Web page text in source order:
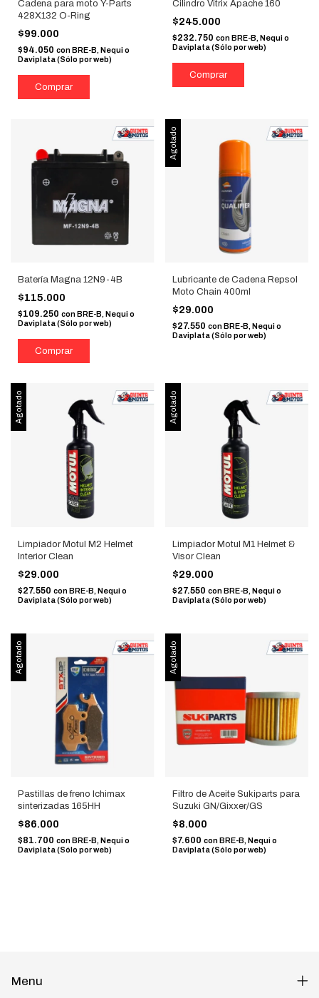
Cadena para moto Y-Parts
428X132 O-Ring
$99.000
$94.050 conBRE-B, Nequi o
Daviplata (Sólo por web)
Cilindro Vitrix Apache 160
$245.000
$232.750 con BRE-B, Nequi o
Daviplata (Sólo por web)
Batería Magna 12N9-4B
$115.000
$109.250 con BRE-B, Nequi o
Daviplata (Sólo por web)
Agotado
Lubricante de Cadena Repsol
Moto Chain 400ml
$29.000
$27.550 con BRE-B, Nequi o
Daviplata (Sólo por web)
Agotado
Limpiador Motul M2 Helmet
Interior Clean
$29.000
$27.550 conBRE-B, Nequi o
Daviplata (Sólo por web)
Agotado
Limpiador Motul M1 Helmet &
Visor Clean
$29.000
$27.550 con BRE-B, Nequi o
Daviplata (Sólo por web)
Agotado
Pastillas de freno Ichimax
sinterizadas 165HH
$86.000
$81.700 con BRE-B, Nequi o
Daviplata (Sólo por web)
Agotado
Filtro de Aceite Sukiparts para
Suzuki GN/Gixxer/GS
$8.000
$7.600 con BRE-B, Nequi o
Daviplata (Sólo por web)
Menu